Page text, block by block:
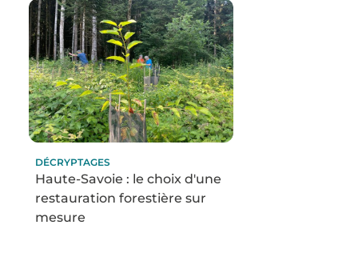
DÉCRYPTAGES
Haute-Savoie : le choix d'une
restauration forestière sur
mesure